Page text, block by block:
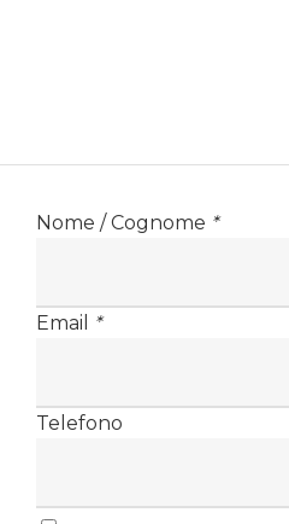
Nome / Cognome *
Email *
Telefono